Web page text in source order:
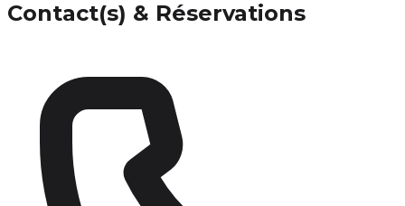
Contact(s) & Réservations